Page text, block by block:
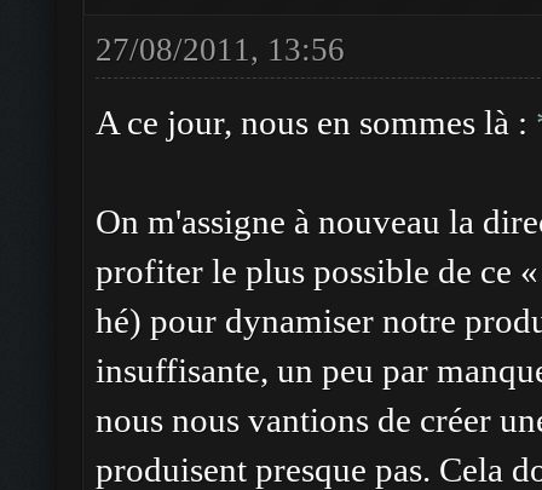
27/08/2011, 13:56
A ce jour, nous en sommes là :
On m'assigne à nouveau la
profiter le plus possible de ce
hé) pour dynamiser notre
insuffisante, un peu par
nous nous vantions de créer
produisent presque pas. Cela